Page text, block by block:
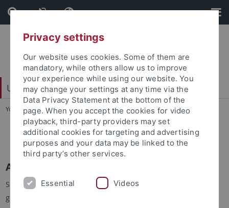
Skip
to
content
Skip
to
footer
Universitätsbibliothek
You are here: Startseite ... Anschaffungsvorschläge
Anschaffungsvorschläge
Anschaffungsvorschläge
Sie würden gerne einen Titel vorschlagen, der von der UB
gekauft werden soll?
Privacy settings
Our website uses cookies. Some of them are
mandatory, while others allow us to improve
your experience while using our website. You
may change your settings at any time via the
Data Privacy Statement at the bottom of the
page. When you accept the cookies for video
playback, third-party providers may set
additional cookies for targeting and advertising
purposes and your data may be linked to the
third party’s other services.
Essential Videos